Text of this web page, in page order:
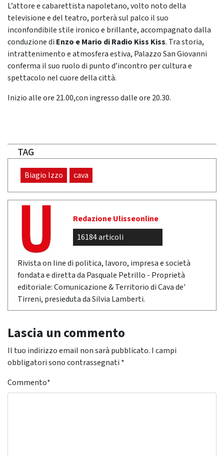
L’attore e cabarettista napoletano, volto noto della
televisione e del teatro, porterà sul palco il suo
inconfondibile stile ironico e brillante, accompagnato dalla
conduzione di Enzo e Mario di Radio Kiss Kiss. Tra storia,
intrattenimento e atmosfera estiva, Palazzo San Giovanni
conferma il suo ruolo di punto d’incontro per cultura e
spettacolo nel cuore della città.
Inizio alle ore 21.00,con ingresso dalle ore 20.30.
TAG
Biagio Izzo cava
Redazione Ulisseonline
16184 articoli
Rivista on line di politica, lavoro, impresa e società
fondata e diretta da Pasquale Petrillo - Proprietà
editoriale: Comunicazione & Territorio di Cava de'
Tirreni, presieduta da Silvia Lamberti.
Lascia un commento
Il tuo indirizzo email non sarà pubblicato. I campi
obbligatori sono contrassegnati *
Commento*